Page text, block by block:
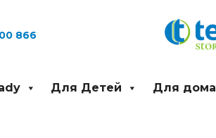
866
Для Детей Для дома